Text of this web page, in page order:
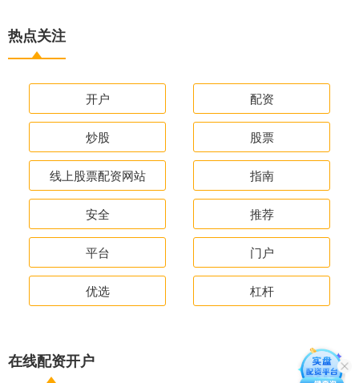
热点关注
开户 配资
炒股 股票
线上股票配资网站 指南
安全 推荐
平台 门户
优选 杠杆
在线配资开户